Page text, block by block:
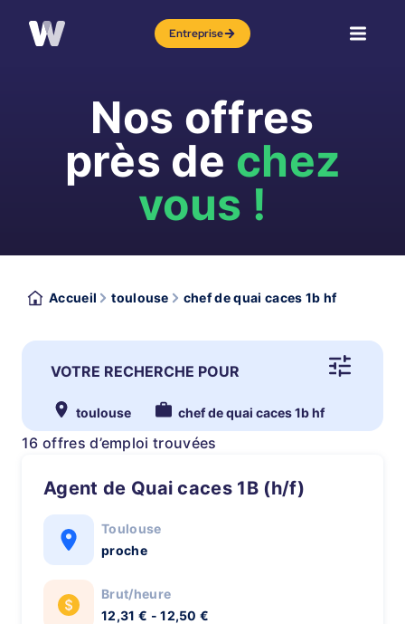
Entreprise
Nos offres
près de chez
vous !
Accueil toulouse chef de quai caces 1b hf
VOTRE RECHERCHE POUR
toulouse chef de quai caces 1b hf
16 offres d’emploi trouvées
Agent de Quai caces 1B (h/f)
Toulouse
proche
Brut/heure
12,31 € - 12,50 €